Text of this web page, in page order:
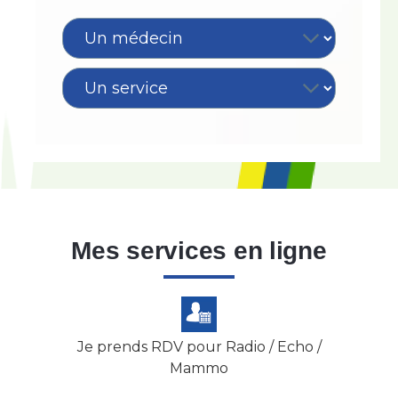
Mes services en ligne
Je prends RDV pour Radio / Echo /
Mammo